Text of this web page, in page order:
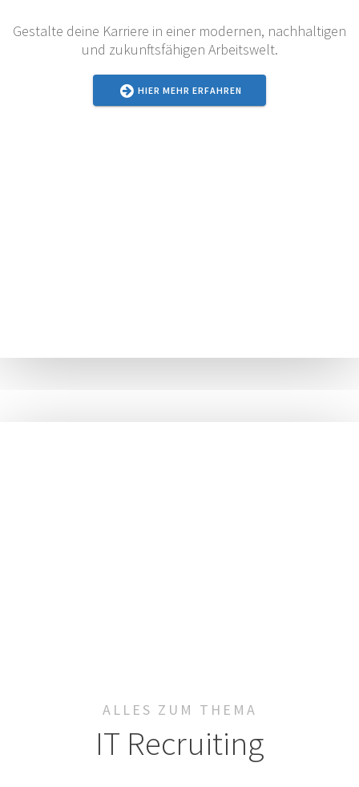
Gestalte deine Karriere in einer modernen, nachhaltigen
und zukunftsfähigen Arbeitswelt.
HIER MEHR ERFAHREN
ALLES ZUM THEMA
IT Recruiting